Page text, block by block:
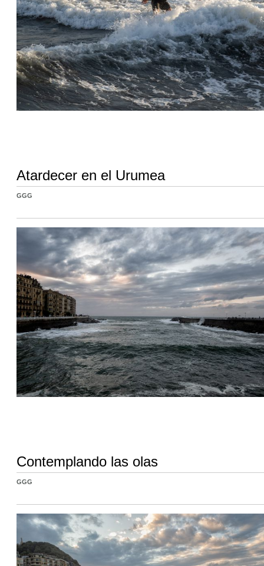
Atardecer en el Urumea
GGG
Contemplando las olas
GGG